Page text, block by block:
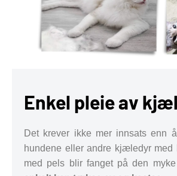
Enkel pleie av
Det krever ikke mer innsats enn
hundene eller andre kjæledyr med
med pels blir fanget på den